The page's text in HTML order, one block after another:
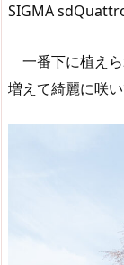
SIGMA
一番下に植え
増えて綺麗に咲い